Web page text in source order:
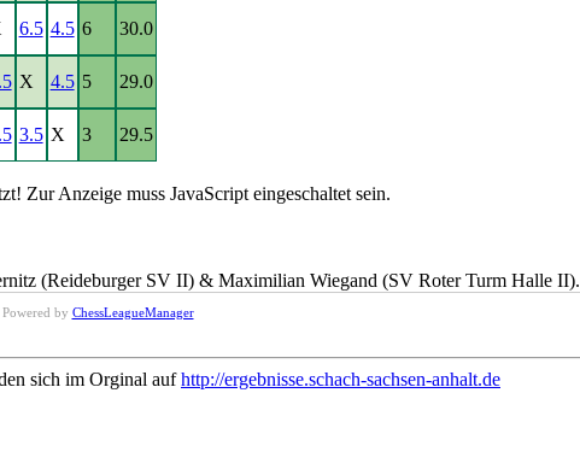
6.5 4.5 6 30.0
X 4.5 5 29.0
3.5 X 3
29.5
Zur Anzeige muss JavaScript eingeschaltet sein.
(Reideburger SV II) & Maximilian Wiegand (SV Roter Turm Halle II).
Powered by ChessLeagueManager
sich im Orginal aufhttp://ergebnisse.schach-sachsen-anhalt.de